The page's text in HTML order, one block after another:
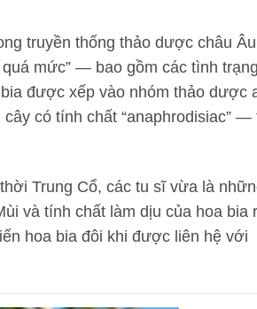
truyền thống thảo dược châu
mức” — bao gồm các tình trạng
được xếp vào nhóm thảo dược
có tính chất “anaphrodisiac” —
Trung Cổ, các tu sĩ vừa là
và tính chất làm dịu của hoa bia
hoa bia đôi khi được liên hệ với